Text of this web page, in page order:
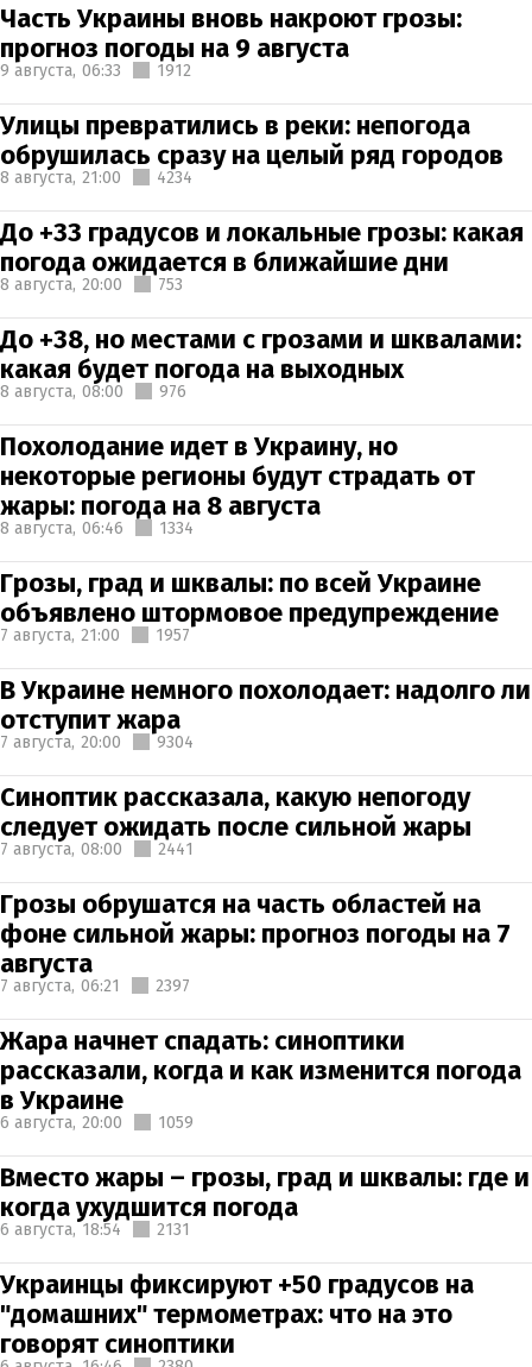
Часть Украины вновь накроют грозы:
прогноз погоды на 9 августа
9 августа, 06:33 1912
Улицы превратились в реки: непогода
обрушилась сразу на целый ряд городов
8 августа, 21:00 4234
До +33 градусов и локальные грозы: какая
погода ожидается в ближайшие дни
8 августа, 20:00 753
До +38, но местами с грозами и шквалами:
какая будет погода на выходных
8 августа, 08:00 976
Похолодание идет в Украину, но
некоторые регионы будут страдать от
жары: погода на 8 августа
8 августа, 06:46 1334
Грозы, град и шквалы: по всей Украине
объявлено штормовое предупреждение
7 августа, 21:00 1957
В Украине немного похолодает: надолго ли
отступит жара
7 августа, 20:00 9304
Синоптик рассказала, какую непогоду
следует ожидать после сильной жары
7 августа, 08:00 2441
Грозы обрушатся на часть областей на
фоне сильной жары: прогноз погоды на 7
августа
7 августа, 06:21 2397
Жара начнет спадать: синоптики
рассказали, когда и как изменится погода
в Украине
6 августа, 20:00 1059
Вместо жары – грозы, град и шквалы: где и
когда ухудшится погода
6 августа, 18:54 2131
Украинцы фиксируют +50 градусов на
"домашних" термометрах: что на это
говорят синоптики